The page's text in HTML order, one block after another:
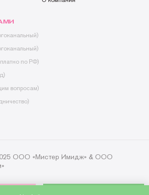
по РФ)
вопросам)
ООО «Мистер Имидж» & ООО